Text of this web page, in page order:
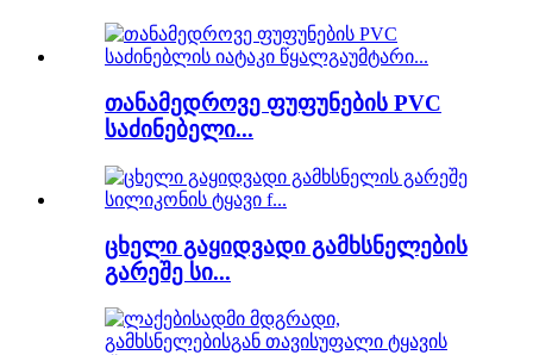
თანამედროვე ფუფუნების PVC
საძინებელი...
ცხელი გაყიდვადი გამხსნელების
გარეშე სი...